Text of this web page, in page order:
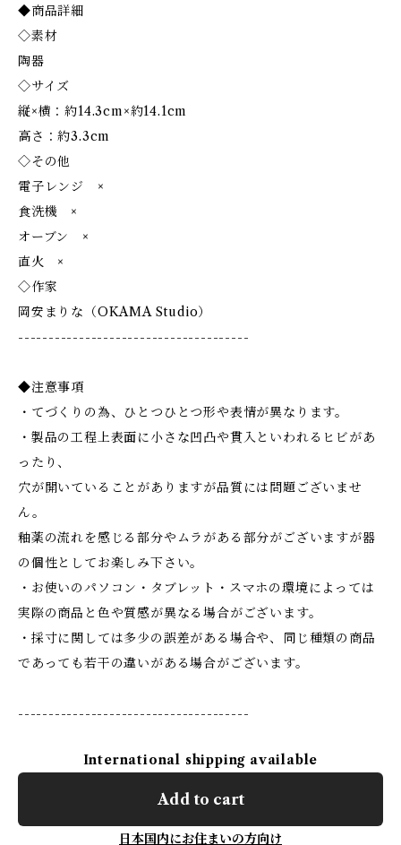
◆商品詳細
◇素材
陶器
◇サイズ
縦×横：約14.3cm×約14.1cm
高さ：約3.3cm
◇その他
電子レンジ ×
食洗機 ×
オーブン ×
直火 ×
◇作家
岡安まりな（OKAMA Studio）
--------------------------------------
◆注意事項
・てづくりの為、ひとつひとつ形や表情が異なります。
・製品の工程上表面に小さな凹凸や貫入といわれるヒビがあ
ったり、
穴が開いていることがありますが品質には問題ございませ
ん。
釉薬の流れを感じる部分やムラがある部分がございますが器
の個性としてお楽しみ下さい。
・お使いのパソコン・タブレット・スマホの環境によっては
実際の商品と色や質感が異なる場合がございます。
・採寸に関しては多少の誤差がある場合や、同じ種類の商品
であっても若干の違いがある場合がございます。
--------------------------------------
International shipping available
Add to cart
日本国内にお住まいの方向け